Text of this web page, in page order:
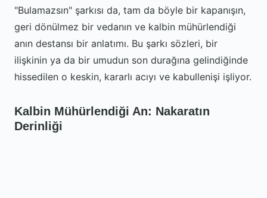
"Bulamazsın" şarkısı da, tam da böyle bir kapanışın,
geri dönülmez bir vedanın ve kalbin mühürlendiği
anın destansı bir anlatımı. Bu şarkı sözleri, bir
ilişkinin ya da bir umudun son durağına gelindiğinde
hissedilen o keskin, kararlı acıyı ve kabullenişi işliyor.
Kalbin Mühürlendiği An: Nakaratın
Derinliği